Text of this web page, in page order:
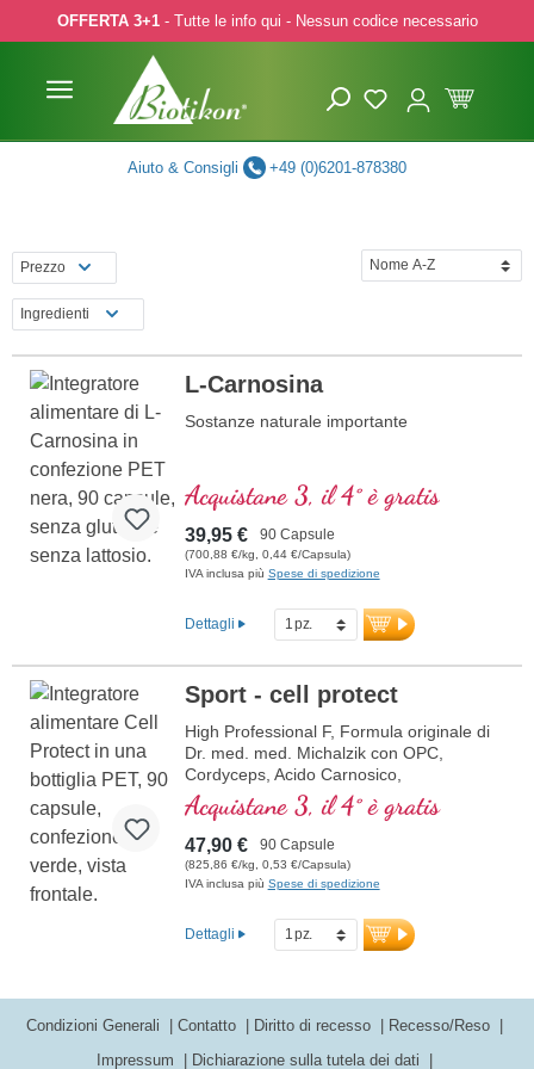
to main content
Skip to search
Skip to main navigation
OFFERTA 3+1- Tutte le info qui - Nessun codice necessario
Aiuto & Consigli +49 (0)6201-878380
Prezzo
Ingredienti
L-Carnosina
Sostanze naturale importante
Acquistane 3, il 4° è gratis
39,95 € 90 Capsule
(700,88 €/kg, 0,44 €/Capsula)
IVA inclusa più Spese di spedizione
Dettagli
Sport - cell protect
High Professional F, Formula originale di
Dr. med. med. Michalzik con OPC,
Cordyceps, Acido Carnosico,
Resveratrolo, Q10, Glutatione, NADH,
Omega 3, Melograno e Vitamina C pura.
Acquistane 3, il 4° è gratis
47,90 € 90 Capsule
(825,86 €/kg, 0,53 €/Capsula)
IVA inclusa più Spese di spedizione
Dettagli
Condizioni Generali Contatto Diritto di recesso
Recesso/Reso
Impressum
Dichiarazione sulla tutela dei dati